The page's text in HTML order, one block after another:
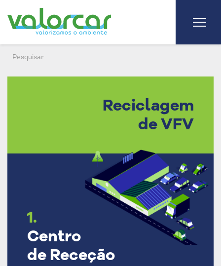
Reciclagem
de VFV
1.
Centro
de Receção